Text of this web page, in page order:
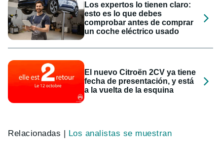
Los expertos lo tienen claro:
esto es lo que debes
comprobar antes de comprar
un coche eléctrico usado
El nuevo Citroën 2CV ya tiene
fecha de presentación, y está
a la vuelta de la esquina
Relacionadas | Los analistas se muestran